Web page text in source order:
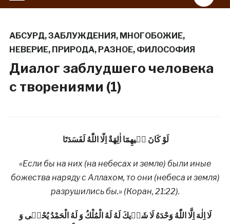
АБСУРД,ЗАБЛУЖДЕНИЯ, МНОГОБОЖИЕ,
НЕВЕРИЕ, ПРИРОДА, РАЗНОЕ, ФИЛОСОФИЯ
Диалог заблудшего человека
с творениями (1)
لَوْ كَانَ فٖيهِمَٓا اٰلِهَةٌ اِلَّا اللّٰهُ لَفَسَدَتَا
«Если бы на них (на небесах и земле) были иные
божества наряду с Аллахом, то они (небеса и земля)
разрушились бы.» (Коран, 21:22).
لَا اِلٰهَ اِلَّا اللّٰهُ وَحْدَهُ لَا شَرٖيكَ لَهُ لَهُ الْمُلْكُ وَ لَهُ الْحَمْدُ يُحْيٖى وَ